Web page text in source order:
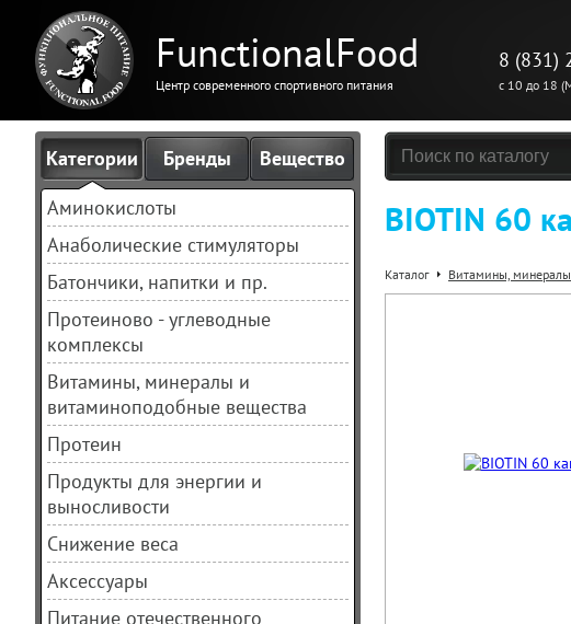
FunctionalFood
Центр современного спортивного питания
8 (831)
с 10 до 18
Категории Бренды
Вещество
Аминокислоты
Анаболические стимуляторы
Батончики, напитки и пр.
Протеиново - углеводные
комплексы
Витамины, минералы и
витаминоподобные вещества
Протеин
Продукты для энергии и
выносливости
Снижение веса
Аксессуары
Питание отечественного
BIOTIN 60
Каталог Витамины,